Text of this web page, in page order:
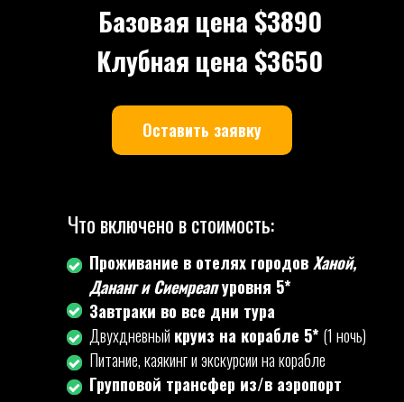
Проживание в отелях городов Ханой,
Дананг и Сиемреапуровня 5*
Завтраки во все дни тура
Двухдневный круиз на корабле 5* (1 ночь)
Питание, каякинг и экскурсии на корабле
Групповой трансфер из/в аэропорт
Что включено в стоимость:
Базовая цена $3890
Клубная цена $3650
Оставить заявку